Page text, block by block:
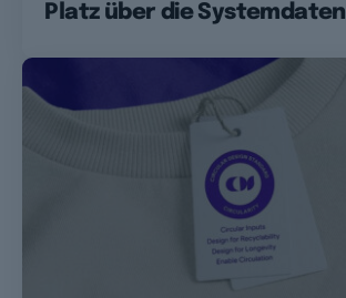
Platz über die Systemdaten